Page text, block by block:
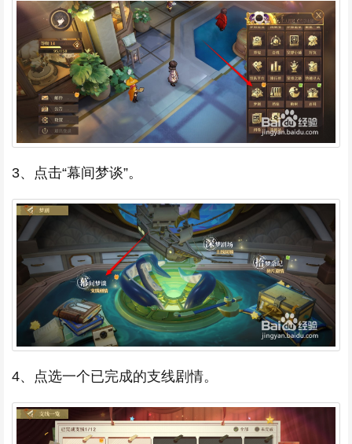
3、点击“幕间梦谈”。
4、点选一个已完成的支线剧情。